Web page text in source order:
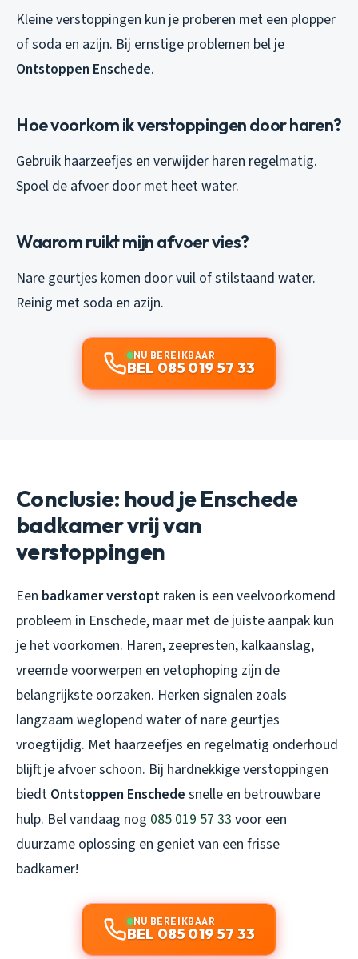
Kleine verstoppingen kun je proberen met een plopper
of soda en azijn. Bij ernstige problemen bel je
Ontstoppen Enschede.
Hoe voorkom ik verstoppingen door haren?
Gebruik haarzeefjes en verwijder haren regelmatig.
Spoel de afvoer door met heet water.
Waarom ruikt mijn afvoer vies?
Nare geurtjes komen door vuil of stilstaand water.
Reinig met soda en azijn.
NU BEREIKBAAR
BEL 085 019 57 33
Conclusie: houd je Enschede
badkamer vrij van
verstoppingen
Een badkamer verstopt raken is een veelvoorkomend
probleem in Enschede, maar met de juiste aanpak kun
je het voorkomen. Haren, zeepresten, kalkaanslag,
vreemde voorwerpen en vetophoping zijn de
belangrijkste oorzaken. Herken signalen zoals
langzaam weglopend water of nare geurtjes
vroegtijdig. Met haarzeefjes en regelmatig onderhoud
blijft je afvoer schoon. Bij hardnekkige verstoppingen
biedt Ontstoppen Enschede snelle en betrouwbare
hulp. Bel vandaag nog 085 019 57 33 voor een
duurzame oplossing en geniet van een frisse
badkamer!
NU BEREIKBAAR
BEL 085 019 57 33